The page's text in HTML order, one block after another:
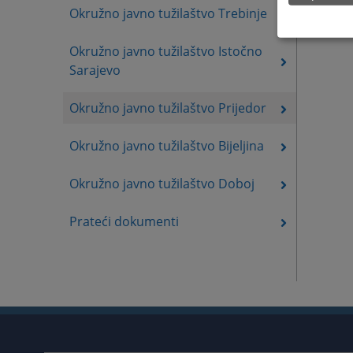
Okružno javno tužilaštvo Trebinje
Okružno javno tužilaštvo Istočno
Sarajevo
Okružno javno tužilaštvo Prijedor
Okružno javno tužilaštvo Bijeljina
Okružno javno tužilaštvo Doboj
Prateći dokumenti